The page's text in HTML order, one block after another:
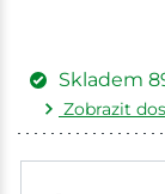
Skladem
Zobrazit